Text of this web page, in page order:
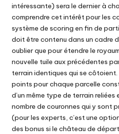
intéressante) sera le dernier à
comprendre cet intérêt pour les
système de scoring en fin de
doit être contenu dans un cadre
oublier que pour étendre le
nouvelle tuile aux précédentes
terrain identiques qui se côtoient.
points pour chaque parcelle
d’un même type de terrain reliées
nombre de couronnes qui y sont
(pour les experts, c’est une
des bonus si le château de